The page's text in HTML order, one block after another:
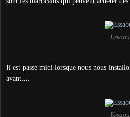
Il est passé midi lorsque nous nous
avant....